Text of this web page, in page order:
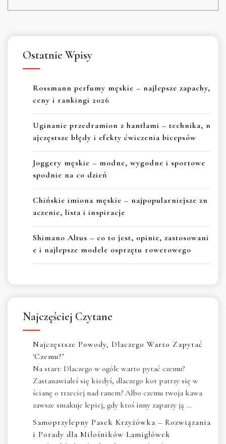
Ostatnie Wpisy
Rossmann perfumy męskie – najlepsze zapachy,
ceny i rankingi 2026
Uginanie przedramion z hantlami – technika, n
ajczęstsze błędy i efekty ćwiczenia bicepsów
Joggery męskie – modne, wygodne i sportowe
spodnie na co dzień
Chińskie imiona męskie – najpopularniejsze zn
aczenie, lista i inspiracje
Shimano Altus – co to jest, opinie, zastosowani
e i najlepsze modele osprzętu rowerowego
Najczęściej Czytane
Najczęstsze Powody, Dlaczego Warto Zapytać
'Czemu?’
Na start: Dlaczego w ogóle warto pytać czemu?
Zastanawiałeś się kiedyś, dlaczego kot patrzy się w
ścianę o trzeciej nad ranem? Albo czemu twoja kawa
zawsze smakuje lepiej, gdy ktoś inny zaparzy ją …
Samoprzylepny Pasek Krzyżówka – Rozwiązania
i Porady dla Miłośników Łamigłówek